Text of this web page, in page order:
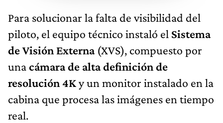
Para solucionar la falta de visibilidad del
piloto, el equipo técnico instaló el Sistema
de Visión Externa(XVS), compuesto por
unacámara de alta definición de
resolución 4Ky un monitor instalado en la
cabina que procesa las imágenes en tiempo
real.